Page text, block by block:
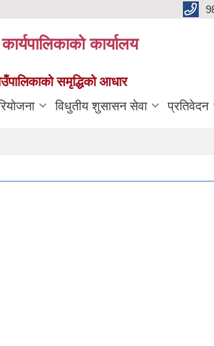
कार्यालय
समृद्धिको आधार
विधुतीय शुसासन सेवा प्रतिवेदन